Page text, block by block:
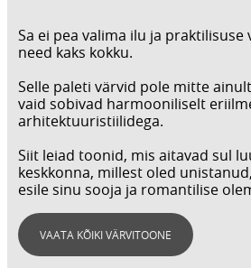
Sa ei pea valima ilu ja
need kaks kokku.
Selle paleti värvid pole mitte
vaid sobivad harmooniliselt
arhitektuuristiilidega.
Siit leiad toonid, mis aitavad sul
keskkonna, millest oled
esile sinu sooja ja romantilise
VAATA KÕIKI VÄRVITOONE